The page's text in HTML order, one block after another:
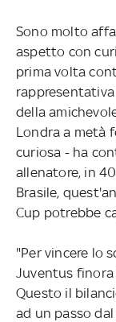
Sono molto
aspetto con
prima volta
della
Londra a metà
curiosa - ha
allenatore, in
Brasile,
Cup potrebbe
"Per vincere lo
Juventus
Questo il
ad un passo